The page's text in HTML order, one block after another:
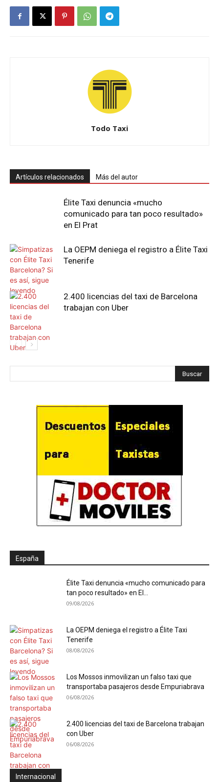
Todo Taxi
Artículos relacionados Más del autor
Élite Taxi denuncia «mucho
comunicado para tan poco resultado»
en El Prat
La OEPM deniega el registro a Élite Taxi
Tenerife
2.400 licencias del taxi de Barcelona
trabajan con Uber
España
Élite Taxi denuncia «mucho comunicado para
tan poco resultado» en El...
09/08/2026
La OEPM deniega el registro a Élite Taxi
Tenerife
08/08/2026
Los Mossos inmovilizan un falso taxi que
transportaba pasajeros desde Empuriabrava
06/08/2026
2.400 licencias del taxi de Barcelona trabajan
con Uber
06/08/2026
Internacional